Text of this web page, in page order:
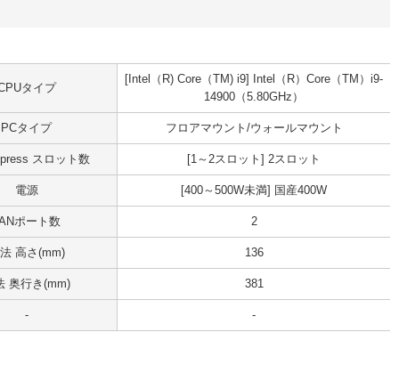
タイプ
[Intel（R) Core（TM) i9] Intel（R）Core（TM）i9-
14900（5.80GHz）
PCタイプ フロアマウント/ウォールマウント
スロット数 [1～2スロット] 2スロット
電源 [400～500W未満] 国産400W
ポート数 2
高さ(mm) 136
奥行き(mm) 381
- -